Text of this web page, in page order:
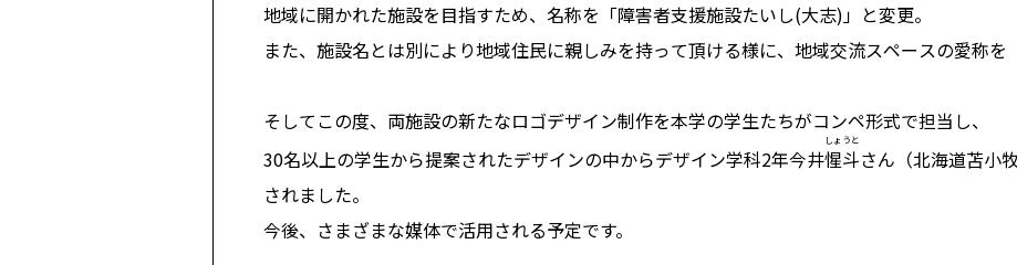
地域に開かれた施設を目指すため、名称を「障害者支援施設たいし(大志)」と変更。
また、施設名とは別により地域住民に親しみを持って頂ける様に、地域交流スペースの愛称を
そしてこの度、両施設の新たなロゴデザイン制作を本学の学生たちがコンペ形式で担当し、
30名以上の学生から提案されたデザインの中からデザイン学科2年今井惺斗
しょうと
さん（北海道苫小
されました。
今後、さまざまな媒体で活用される予定です。